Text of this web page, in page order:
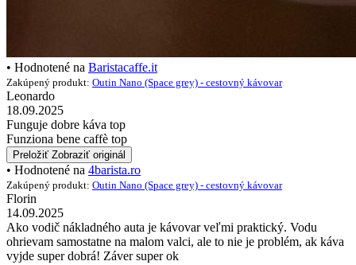
• Hodnotené na Baristacaffe.it
Zakúpený produkt: Outin Nano (Space grey) - cestovný kávovar
Leonardo
18.09.2025
Funguje dobre káva top
Funziona bene caffè top
Preložiť Zobraziť originál
• Hodnotené na 4barista.ro
Zakúpený produkt: Outin Nano (Space grey) - cestovný kávovar
Florin
14.09.2025
Ako vodič nákladného auta je kávovar veľmi praktický. Vodu
ohrievam samostatne na malom valci, ale to nie je problém, ak káva
vyjde super dobrá! Záver super ok